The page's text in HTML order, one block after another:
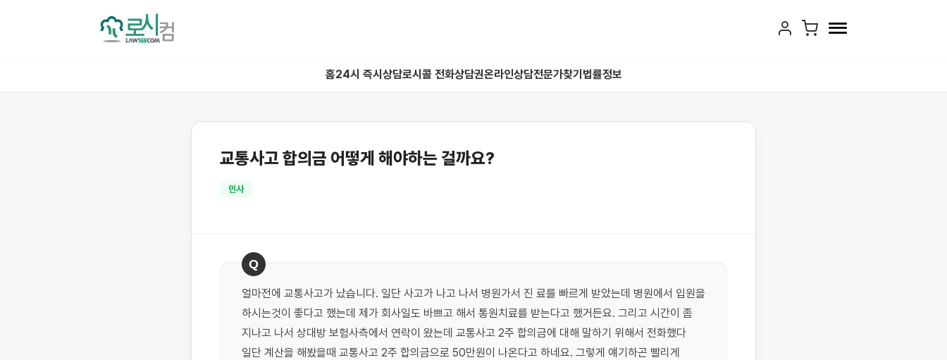
홈24시 즉시상담로시콜 전화상담권온라인상담전문가찾기 법률정보
교통사고 합의금 어떻게 해야하는 걸까요?
민사
Q
얼마전에 교통사고가 났습니다. 일단 사고가 나고 나서 병원가서 진 료를 빠르게 받았는데 병원에서 입원을
하시는것이 좋다고 했는데 제가 회사일도 바쁘고 해서 통원치료를 받는다고 했거든요. 그리고 시간이 좀
지나고 나서 상대방 보험사측에서 연락이 왔는데 교통사고 2주 합의금에 대해 말하기 위해서 전화했다
일단 계산을 해봤을때 교통사고 2주 합의금으로 50만원이 나온다고 하네요. 그렇게 얘기하곤 빨리게